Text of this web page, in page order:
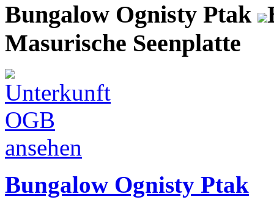
Bungalow Ognisty Ptak
Masurische Seenplatte
Bungalow Ognisty Ptak